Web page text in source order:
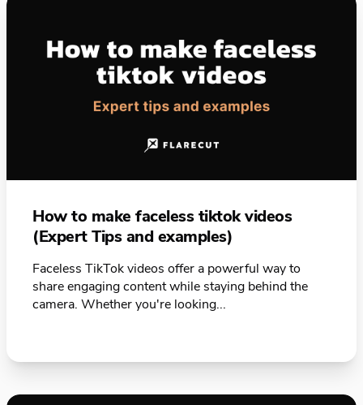
How to make faceless tiktok videos
(Expert Tips and examples)
Faceless TikTok videos offer a powerful way to
share engaging content while staying behind the
camera. Whether you're looking...